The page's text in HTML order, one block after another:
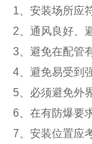
1、安装场所应
2、通风良好、
3、避免在配管
4、避免易受到
5、必须避免外
6、在有防爆要
7、安装位置应